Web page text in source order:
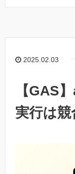
2025.02.03
【GAS
実行は